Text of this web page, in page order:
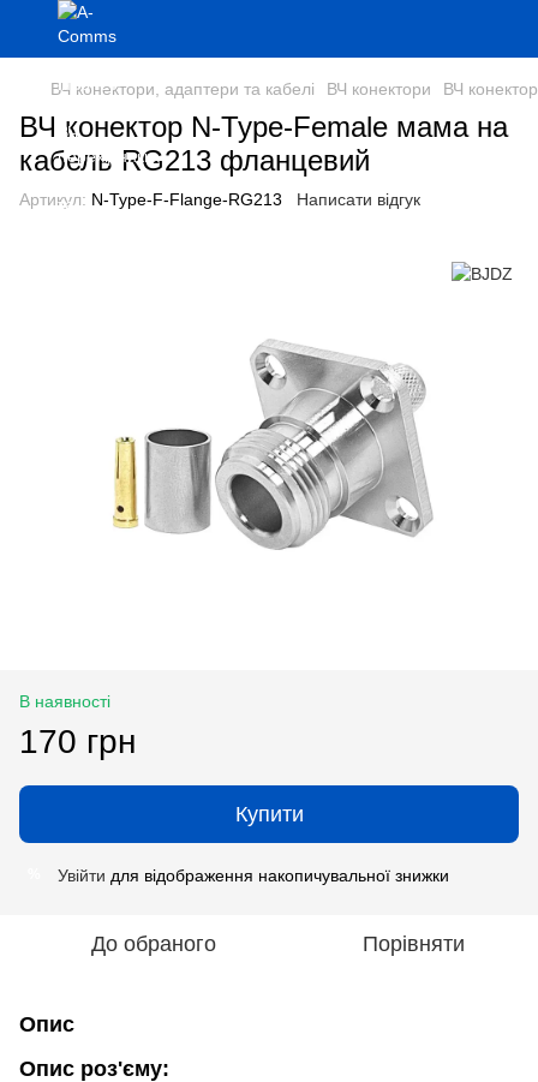
ВЧ конектори, адаптери та кабелі ВЧ конектори ВЧ
ВЧ конектор N-Type-Female мама на
кабель RG213 фланцевий
Артикул: N-Type-F-Flange-RG213 Написати відгук
В наявності
170 грн
Купити
Увійти для відображення накопичувальної знижки
До обраного Порівняти
Опис
Опис роз'єму: